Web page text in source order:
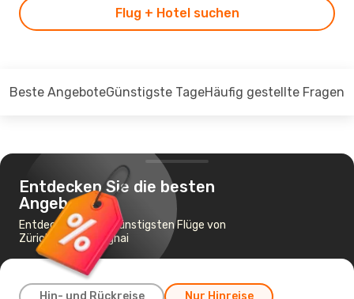
Flug + Hotel suchen
Beste AngeboteGünstigste TageHäufig gestellte Fragen
Entdecken Sie die besten
Angebote
Entdecken Sie die günstigsten Flüge von
Zürich nach Shanghai
Hin- und Rückreise Nur Hinreise